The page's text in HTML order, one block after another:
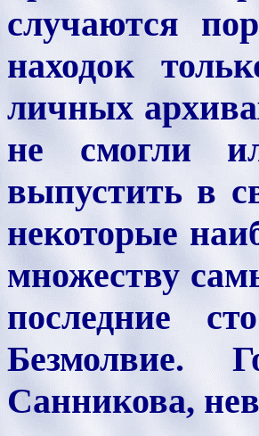
случаются
находок
личных
не смогли
выпустить в
некоторые
множеству
последние
Безмолвие.
Санникова,